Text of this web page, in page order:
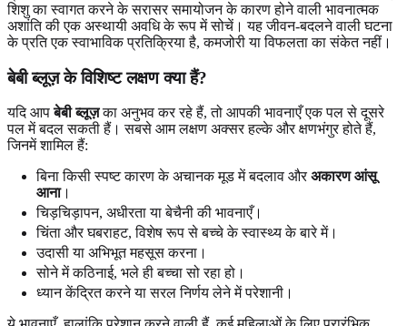
शिशु का स्वागत करने के सरासर समायोजन के कारण होने वाली भावनात्मक
अशांति की एक अस्थायी अवधि के रूप में सोचें। यह जीवन-बदलने वाली घटना
के प्रति एक स्वाभाविक प्रतिक्रिया है, कमजोरी या विफलता का संकेत नहीं।
बेबी ब्लूज़ के विशिष्ट लक्षण क्या हैं?
यदि आपबेबी ब्लूज़का अनुभव कर रहे हैं, तो आपकी भावनाएँ एक पल से दूसरे
पल में बदल सकती हैं। सबसे आम लक्षण अक्सर हल्के और क्षणभंगुर होते हैं,
जिनमें शामिल हैं:
बिना किसी स्पष्ट कारण के अचानक मूड में बदलाव औरअकारण आंसू
आना।
चिड़चिड़ापन, अधीरता या बेचैनी की भावनाएँ।
चिंता और घबराहट, विशेष रूप से बच्चे के स्वास्थ्य के बारे में।
उदासी या अभिभूत महसूस करना।
सोने में कठिनाई, भले ही बच्चा सो रहा हो।
ध्यान केंद्रित करने या सरल निर्णय लेने में परेशानी।